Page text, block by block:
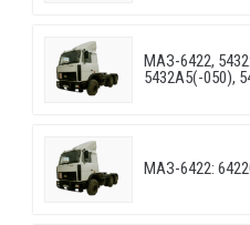
МАЗ-6422,
5432A5(-050),
МАЗ-6422: